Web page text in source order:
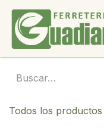
Ir al contenido
Todos los productos